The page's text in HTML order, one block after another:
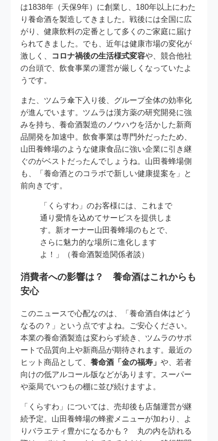
は1838年（天保9年）に創業し、180年以上にわた
り養命酒を製造してきました。戦後には全国に広
がり、健康飲料の定番として多くのご家庭に届け
られてきました。でも、近年は健康市場の変化が
激しく、 コロナ禍後の生活様式変容や、競合他社
の台頭で、飲食事業の運営が厳しくなっていたよ
うです。
また、ツムラ傘下入り後、グループ全体の効率化
が進んでいます。ツムラは漢方薬の研究開発に強
みを持ち、養命酒製造のノウハウを活かした新商
品開発を加速中。飲食事業は専門外だったため、
山田養蜂場のような健康食品に強い企業に引き継
ぐのがベストだったんでしょうね。山田養蜂場側
も、「養命酒とのコラボで新しい健康提案を」と
前向きです。
「くらすわ」のお客様には、これまで
通り愛情を込めてサービスを提供しま
す。新オーナー山田養蜂場のもとで、
さらに魅力的な場所に進化します
よ！」（養命酒製造関係者談）
消費者への影響は？ 養命酒はこれからも
安心
このニュースで心配なのは、「養命酒自体はどう
なるの？」という点ですよね。ご安心ください。
本業の養命酒製造は変わらず続き、ツムラのサポ
ートで品質向上や新商品が期待されます。最近の
ヒット商品として、養命酒「金の福寿」や、若者
向けの低アルコール版などがあります。スーパー
や薬局でいつもの棚に並び続けますよ。
「くらすわ」については、売却後も店舗運営が継
続予定。山田養蜂場の蜂蜜メニューが加わり、よ
りバラエティ豊かになるかも？ 丸の内を訪れる